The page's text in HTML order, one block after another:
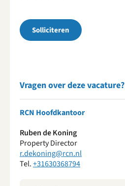
Solliciteren
Vragen over deze vacature?
RCN Hoofdkantoor
Ruben de Koning
Property Director
r.dekoning@rcn.nl
Tel.+31630368794